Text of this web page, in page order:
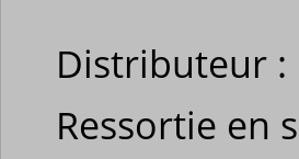
Distributeur :
Ressortie en